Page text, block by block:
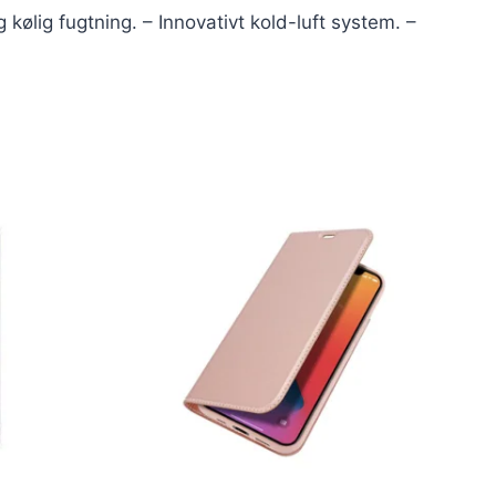
kølig fugtning. – Innovativt kold-luft system. –